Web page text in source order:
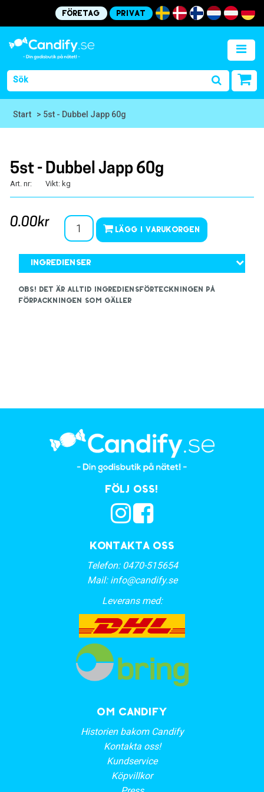
Företag Privat
Start > 5st - Dubbel Japp 60g
5st - Dubbel Japp 60g
Art. nr: Vikt: kg
0.00kr
Lägg i varukorgen
Ingredienser
OBS! Det är alltid ingrediensförteckningen på
förpackningen som gäller
Kontakta oss
Telefon: 0470-515654
Mail: info@candify.se
Leverans med:
Följ oss!
OM CANDIFY
Historien bakom Candify
Kontakta oss!
Kundservice
Köpvillkor